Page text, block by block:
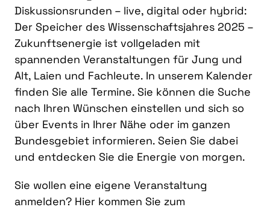
Diskussionsrunden – live, digital oder hybrid:
Der Speicher des Wissenschaftsjahres 2025 –
Zukunftsenergie ist vollgeladen mit
spannenden Veranstaltungen für Jung und
Alt, Laien und Fachleute. In unserem Kalender
finden Sie alle Termine. Sie können die Suche
nach Ihren Wünschen einstellen und sich so
über Events in Ihrer Nähe oder im ganzen
Bundesgebiet informieren. Seien Sie dabei
und entdecken Sie die Energie von morgen.
Sie wollen eine eigene Veranstaltung
anmelden? Hier kommen Sie zum